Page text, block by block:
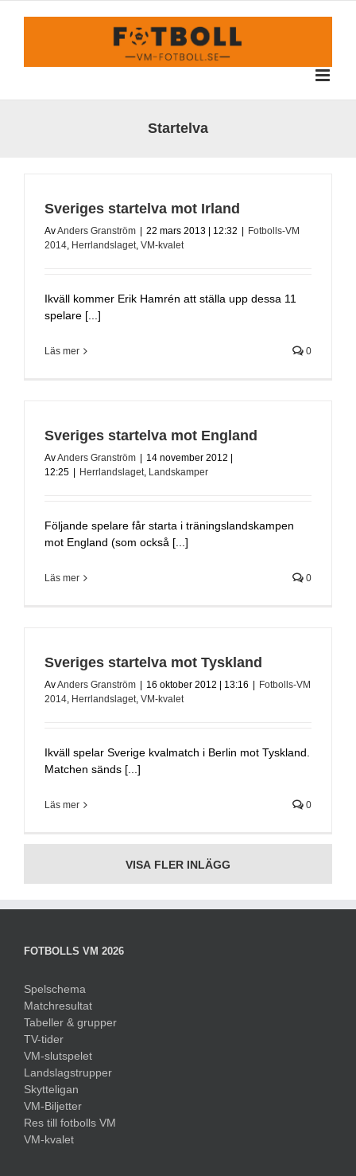
Startelva
Sveriges startelva mot Irland
AvAnders Granström | 22 mars 2013 | 12:32 | Fotbolls-VM
2014, Herrlandslaget, VM-kvalet
Ikväll kommer Erik Hamrén att ställa upp dessa 11
spelare [...]
Läs mer 0
Sveriges startelva mot England
AvAnders Granström | 14 november 2012 |
12:25 | Herrlandslaget, Landskamper
Följande spelare får starta i träningslandskampen
mot England (som också [...]
Läs mer 0
Sveriges startelva mot Tyskland
AvAnders Granström | 16 oktober 2012 | 13:16 | Fotbolls-VM
2014, Herrlandslaget, VM-kvalet
Ikväll spelar Sverige kvalmatch i Berlin mot Tyskland.
Matchen sänds [...]
Läs mer 0
VISA FLER INLÄGG
FOTBOLLS VM 2026
Spelschema
Matchresultat
Tabeller & grupper
TV-tider
VM-slutspelet
Landslagstrupper
Skytteligan
VM-Biljetter
Res till fotbolls VM
VM-kvalet